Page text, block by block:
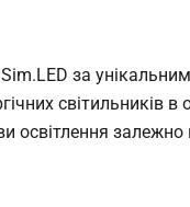
за
світильників
залежно